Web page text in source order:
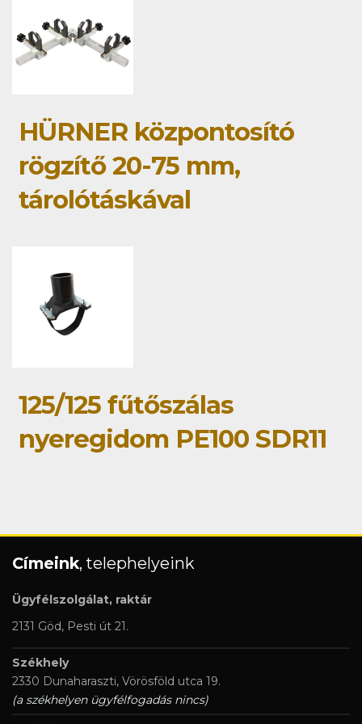
HÜRNER központosító
rögzítő 20-75 mm,
tárolótáskával
125/125 fűtőszálas
nyeregidom PE100 SDR11
Címeink, telephelyeink
Ügyfélszolgálat, raktár
2131 Göd, Pesti út 21.
Székhely
2330 Dunaharaszti, Vörösföld utca 19.
(a székhelyen ügyfélfogadás nincs)